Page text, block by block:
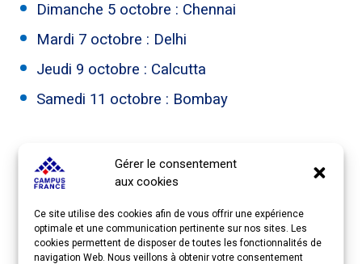
Gérer le consentement
aux cookies
Ce site utilise des cookies afin de vous offrir une expérience
optimale et une communication pertinente sur nos sites. Les
cookies permettent de disposer de toutes les fonctionnalités de
navigation Web. Nous veillons à obtenir votre consentement
Dimanche 5 octobre : Chennai
Mardi 7 octobre : Delhi
Jeudi 9 octobre : Calcutta
Samedi 11 octobre : Bombay
recommandés : télécharger le document
ICI (mise à jour le 23-09-2025)